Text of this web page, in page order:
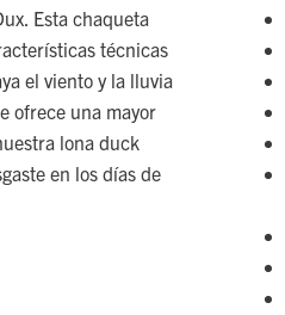
Esta chaqueta
técnicas
el viento y la lluvia
ofrece una mayor
lona duck
en los días de